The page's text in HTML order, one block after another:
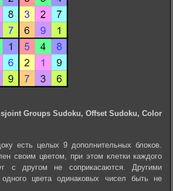
Groups Sudoku, Offset Sudoku, Color
есть целых 9 дополнительных блоков.
своим цветом, при этом клетки каждого
с другом не соприкасаются. Другими
цвета одинаковых чисел быть не